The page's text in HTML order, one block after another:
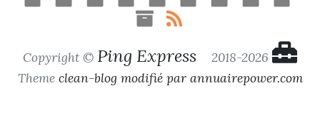
Copyright © Ping Express
2018-2026
Theme clean-blog modifié par annuairepower.com